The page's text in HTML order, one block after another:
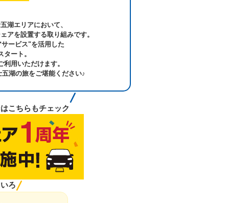
湖エリアにおいて、
アを設置する取り組みです。
ービス"を活用した
ート。
用いただけます。
湖の旅をご堪能ください♪
こちらもチェック
ろ